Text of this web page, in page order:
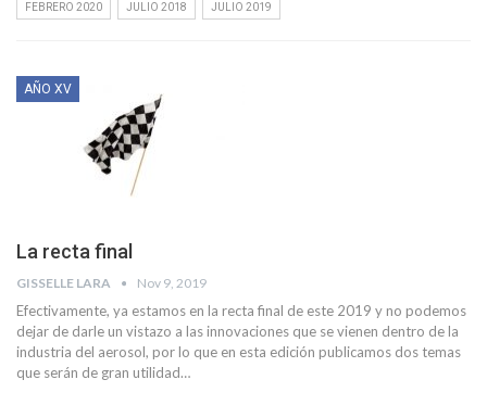
FEBRERO 2020 JULIO 2018 JULIO 2019
AÑO XV
La recta final
GISSELLE LARA Nov 9, 2019
Efectivamente, ya estamos en la recta final de este 2019 y no podemos
dejar de darle un vistazo a las innovaciones que se vienen dentro de la
industria del aerosol, por lo que en esta edición publicamos dos temas
que serán de gran utilidad…